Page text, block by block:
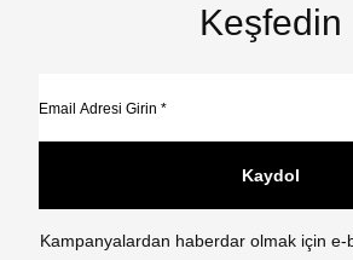
Keşfedin
Kaydol
Kampanyalardan haberdar olmak için e-